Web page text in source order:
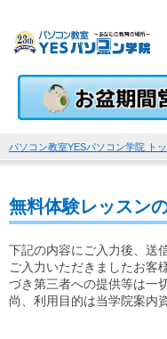
お
パソコン教室YESパソコン学院 ト
無料体験レッスン
下記の内容にご入力後、送
ご入力いただきましたお客
づき第三者への提供等は一
尚、利用目的は当学院案内